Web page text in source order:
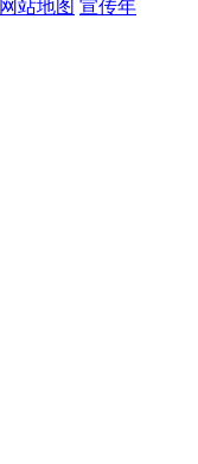
网站地图 宣传年